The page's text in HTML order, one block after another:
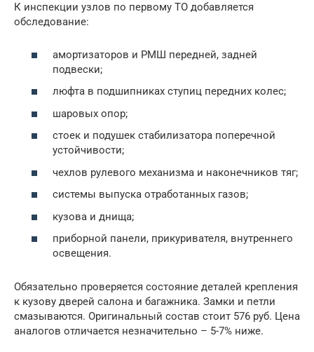
К инспекции узлов по первому ТО добавляется
обследование:
амортизаторов и РМШ передней, задней
подвески;
люфта в подшипниках ступиц передних колес;
шаровых опор;
стоек и подушек стабилизатора поперечной
устойчивости;
чехлов рулевого механизма и наконечников тяг;
системы выпуска отработанных газов;
кузова и днища;
приборной панели, прикуривателя, внутреннего
освещения.
Обязательно проверяется состояние деталей крепления
к кузову дверей салона и багажника. Замки и петли
смазываются. Оригинальный состав стоит 576 руб. Цена
аналогов отличается незначительно – 5-7% ниже.